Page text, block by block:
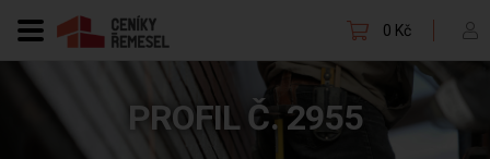
0 Kč
PROFIL Č. 2955